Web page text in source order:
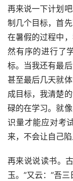
再来说一下计划
制几个目标，首
在暑假的过程中
然有序的进行了
标。当我还有最
甚至最后几天就
成目标，我清楚
碌的在学习。就
识量才能应对考
来，不会让自己
再来说说读书。
玉。”又云：”吾